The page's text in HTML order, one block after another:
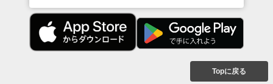
Topに戻る